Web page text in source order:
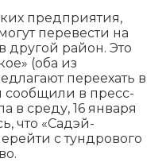
предприятия,
перевести на
другой район. Это
(оба из
переехать в
в пресс-
в среду, 16 января
что «Садэй-
с тундрового